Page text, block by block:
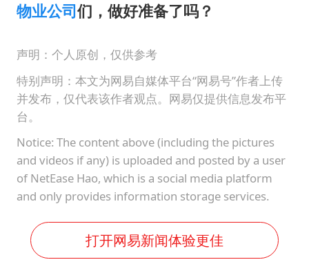
物业公司们，做好准备了吗？
声明：个人原创，仅供参考
特别声明：本文为网易自媒体平台“网易号”作者上传
并发布，仅代表该作者观点。网易仅提供信息发布平
台。
Notice: The content above (including the pictures
and videos if any) is uploaded and posted by a user
of NetEase Hao, which is a social media platform
and only provides information storage services.
打开网易新闻体验更佳